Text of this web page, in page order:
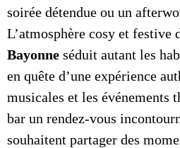
soirée détendue ou un
L’atmosphère cosy et festive
Bayonne séduit autant les
en quête d’une expérience
musicales et les événements
bar un rendez-vous
souhaitent partager des